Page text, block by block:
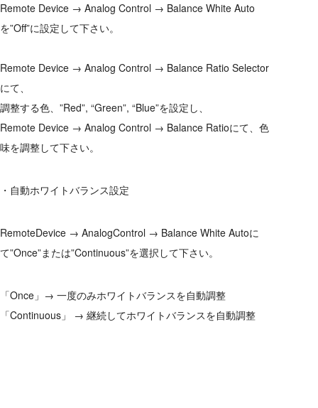
Remote Device → Analog Control → Balance White Auto
を”Off”に設定して下さい。
Remote Device → Analog Control → Balance Ratio Selector
にて、
調整する色、”Red”, “Green”, “Blue”を設定し、
Remote Device → Analog Control → Balance Ratioにて、色
味を調整して下さい。
・自動ホワイトバランス設定
RemoteDevice → AnalogControl → Balance White Autoに
て”Once”または”Continuous”を選択して下さい。
「Once」→ 一度のみホワイトバランスを自動調整
「Continuous」 → 継続してホワイトバランスを自動調整